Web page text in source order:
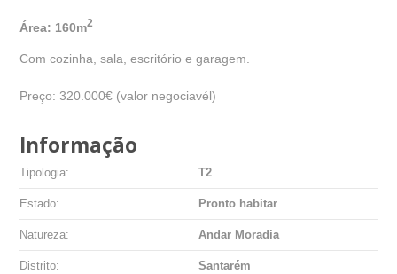
Área: 160m2
Com cozinha, sala, escritório e garagem.
Preço: 320.000€ (valor negociavél)
Informação
Tipologia: T2
Estado: Pronto habitar
Natureza: Andar Moradia
Distrito: Santarém